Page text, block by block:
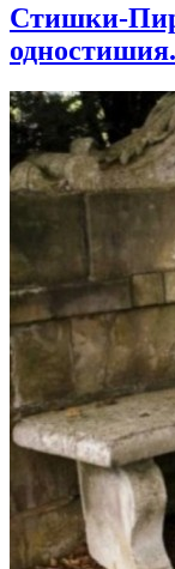
Стишки-
одностишия.